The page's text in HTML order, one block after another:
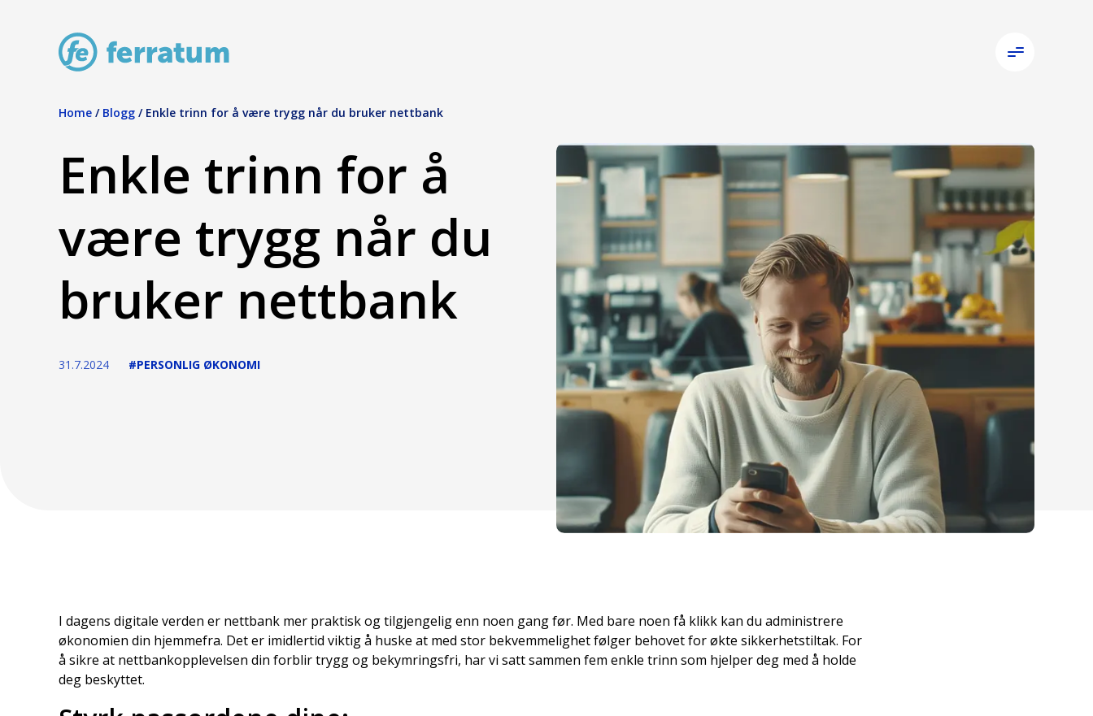
Home / Blogg / Enkle trinn for å være trygg når du bruker nettbank
Enkle trinn for å
være trygg når du
bruker nettbank
31.7.2024 #PERSONLIG ØKONOMI
I dagens digitale verden er nettbank mer praktisk og tilgjengelig enn noen gang før. Med bare noen få klikk kan du administrere
økonomien din hjemmefra. Det er imidlertid viktig å huske at med stor bekvemmelighet følger behovet for økte sikkerhetstiltak. For
å sikre at nettbankopplevelsen din forblir trygg og bekymringsfri, har vi satt sammen fem enkle trinn som hjelper deg med å holde
deg beskyttet.